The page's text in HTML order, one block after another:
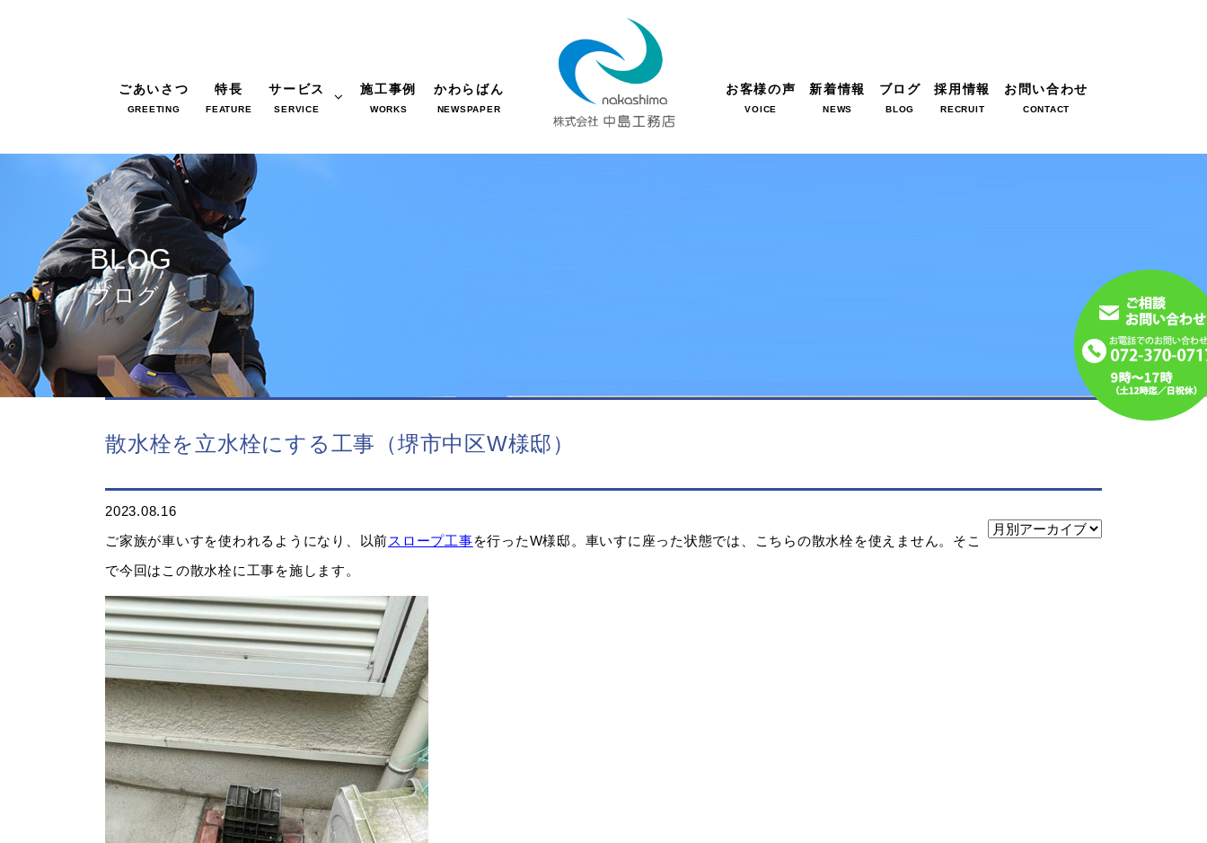
ごあいさつ
GREETING
特長
FEATURE
サービス
SERVICE
施工事例
WORKS
かわらばん
NEWSPAPER
お客様の声
VOICE
新着情報
NEWS
ブログ
BLOG
採用情報
RECRUIT
お問い合わせ
CONTACT
BLOG
ブログ
散水栓を立水栓にする工事（堺市中区W様邸）
2023.08.16
ご家族が車いすを使われるようになり、以前スロープ工事を行ったW様邸。車いすに座った状態では、こちらの散水栓を使えません。そこ
で今回はこの散水栓に工事を施します。